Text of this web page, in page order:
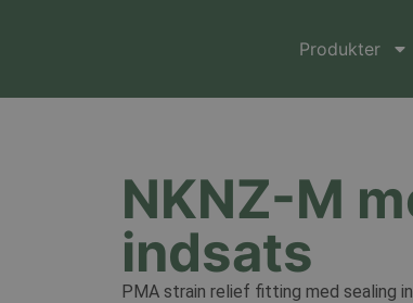
Produkter
NKNZ-M
indsats
PMA strain relief fitting med sealing